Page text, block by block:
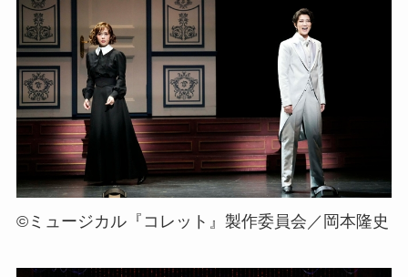
©ミュージカル『コレット』製作委員会／岡本隆史